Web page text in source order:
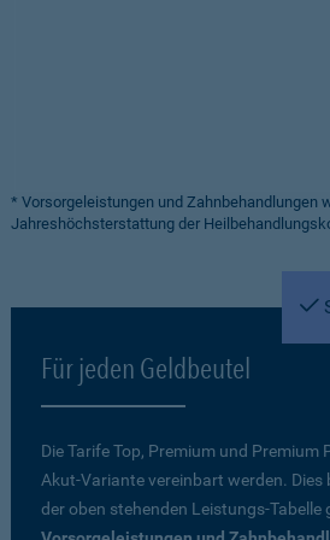
* Vorsorgeleistungen und Zahnbehandlungen
Jahreshöchsterstattung der
Für jeden Geldbeutel
Die Tarife Top, Premium und Premium
Akut-Variante vereinbart werden. Dies
der oben stehenden Leistungs-Tabelle